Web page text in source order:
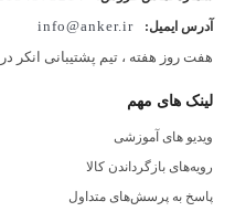
آدرس ایمیل:
info@anker.ir
هفت روز هفته ، تیم پشتیبانی انکر
لینک های مهم
ویدیو های آموزشی
رویه‌های بازگرداندن کالا
پاسخ به پرسش‌های متداول